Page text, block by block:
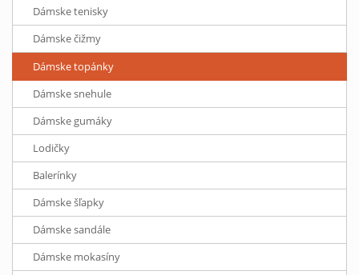
Dámske tenisky
Dámske čižmy
Dámske topánky
Dámske snehule
Dámske gumáky
Lodičky
Balerínky
Dámske šľapky
Dámske sandále
Dámske mokasíny